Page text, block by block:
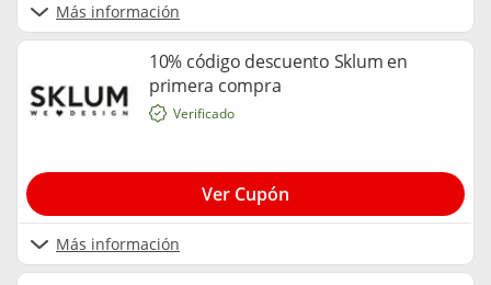
Más información
10% código descuento Sklum en
primera compra
Más información
Verificado
Ver Cupón